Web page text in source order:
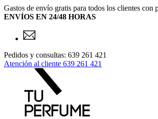
Gastos de envío gratis para todos los clientes
ENVÍOS EN 24/48 HORAS
Pedidos y consultas: 639 261 421
Atención al cliente 639 261 421